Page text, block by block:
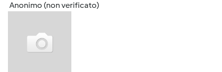
Anonimo (non verificato)